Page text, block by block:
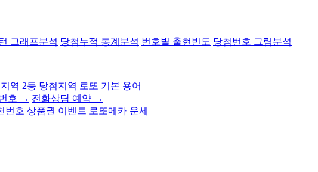
그래프분석 당첨누적 통계분석 번호별 출현빈도 당첨번호 그림분석
역 2등 당첨지역 로또 기본 용어
호 → 전화상담 예약 →
번호 상품권 이벤트 로또메카 운세